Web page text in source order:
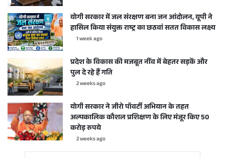
योगी सरकार में जल संरक्षण बना जन आंदोलन, यूपी ने
हासिल किया संयुक्त राष्ट्र का छठवां सतत विकास लक्ष्य
1 week ago
प्रदेश के विकास की मजबूत नींव में बेहतर सड़कें और
पुल दे रहे हैं गति
2 weeks ago
योगी सरकार ने जीरो पॉवर्टी अभियान के तहत
अल्पकालिक कौशल प्रशिक्षण के लिए मंजूर किए 50
करोड़ रुपये
2 weeks ago